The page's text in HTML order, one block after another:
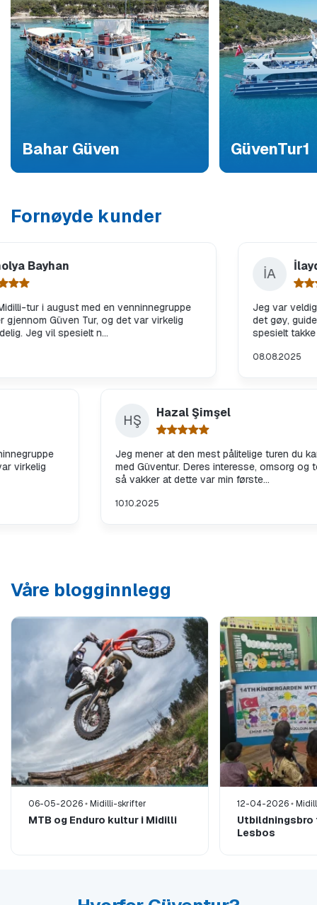
Bahar Güven GüvenTur1
Fornøyde kunder
med en venninnegruppe
Tur, og det var virkelig
spesielt n...
İlayda
Jeg var veldig
det gøy, guiden vår,
spesielt takke fru
08.08.2025
en venninnegruppe
og det var virkelig
HŞ Hazal Şimşel
Jeg mener at den mest pålitelige
med Güventur. Deres interesse,
så vakker at dette var min første...
Våre blogginnlegg
06-05-2026 Midilli-skrifter
MTB og Enduro kultur i Midilli
12-04-2026
Lesbos